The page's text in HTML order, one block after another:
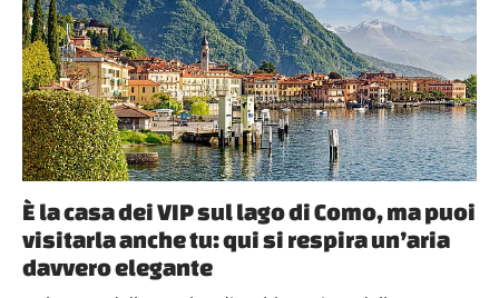
È la casa dei VIP sul lago di Como, ma puoi
visitarla anche tu: qui si respira un’aria
davvero elegante